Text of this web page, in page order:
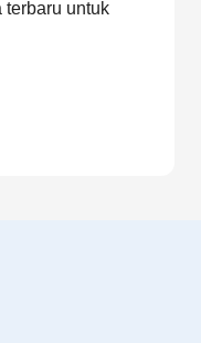
terbaru untuk